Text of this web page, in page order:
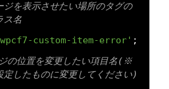
を表示させたい場所のタグの
ス名
custom-item-error' ;
の位置を変更したい項目名(※
定したものに変更してください)